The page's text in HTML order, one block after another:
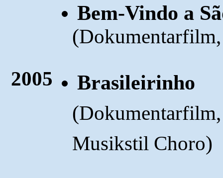
Bem-Vindo a
(
2005
Brasileirinho
(
Musikstil Choro)